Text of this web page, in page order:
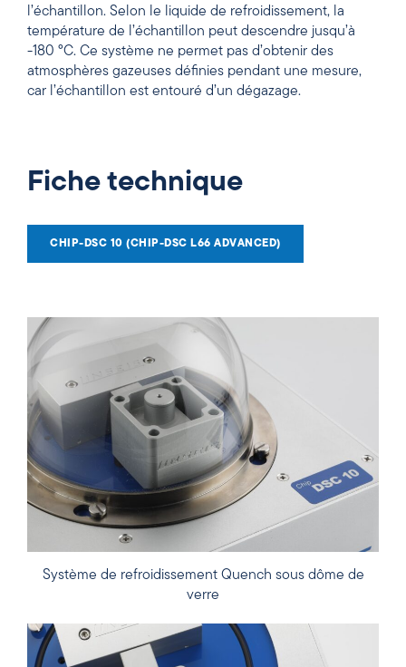
l’échantillon. Selon le liquide de refroidissement, la
température de l’échantillon peut descendre jusqu’à
-180 °C. Ce système ne permet pas d’obtenir des
atmosphères gazeuses définies pendant une mesure,
car l’échantillon est entouré d’un dégazage.
Fiche technique
CHIP-DSC 10 (CHIP-DSC L66 ADVANCED)
Système de refroidissement Quench sous dôme de
verre